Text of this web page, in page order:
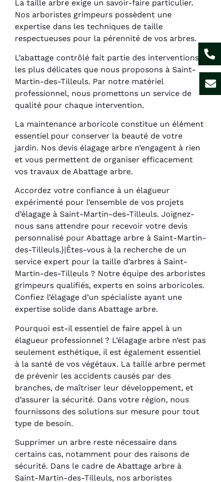
La taille arbre exige un savoir-faire particulier.
Nos arboristes grimpeurs possèdent une
expertise dans les techniques de taille
respectueuses pour la pérennité de vos arbres.
L’abattage contrôlé fait partie des interventions
les plus délicates que nous proposons à Saint-
Martin-des-Tilleuls. Par notre matériel
professionnel, nous promettons un service de
qualité pour chaque intervention.
La maintenance arboricole constitue un élément
essentiel pour conserver la beauté de votre
jardin. Nos devis élagage arbre n’engagent à rien
et vous permettent de organiser efficacement
vos travaux de Abattage arbre.
Accordez votre confiance à un élagueur
expérimenté pour l’ensemble de vos projets
d’élagage à Saint-Martin-des-Tilleuls. Joignez-
nous sans attendre pour recevoir votre devis
personnalisé pour Abattage arbre à Saint-Martin-
des-Tilleuls.}|Êtes-vous à la recherche de un
service expert pour la taille d’arbres à Saint-
Martin-des-Tilleuls ? Notre équipe des arboristes
grimpeurs qualifiés, experts en soins arboricoles.
Confiez l’élagage d’un spécialiste ayant une
expertise solide dans Abattage arbre.
Pourquoi est-il essentiel de faire appel à un
élagueur professionnel ? L’élagage arbre n’est pas
seulement esthétique, il est également essentiel
à la santé de vos végétaux. La taille arbre permet
de prévenir les accidents causés par des
branches, de maîtriser leur développement, et
d’assurer la sécurité. Dans votre région, nous
fournissons des solutions sur mesure pour tout
type de besoin.
Supprimer un arbre reste nécessaire dans
certains cas, notamment pour des raisons de
sécurité. Dans le cadre de Abattage arbre à
Saint-Martin-des-Tilleuls, nos arboristes